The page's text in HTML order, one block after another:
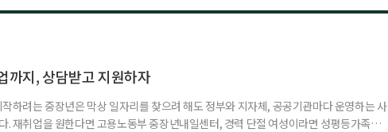
까지, 상담받고 지원하자
하려는 중장년은 막상 일자리를 찾으려 해도 정부와 지자체, 공공기관마다 운영하는 사
. 재취업을 원한다면 고용노동부 중장년내일센터, 경력 단절 여성이라면 성평등가족부